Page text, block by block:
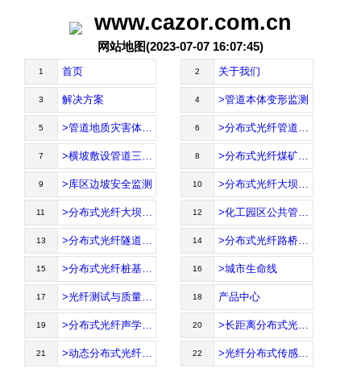
www.cazor.com.cn
网站地图(2023-07-07 16:07:45)
1 首页 2 关于我们
3 解决方案 4 >管道本体变形监测
5 >管道地质灾害体监测 6 >分布式光纤管道泄漏、地灾监测
7 >横坡敷设管道三维变形监测 8 >分布式光纤煤矿安全监测
9 >库区边坡安全监测 10 >分布式光纤大坝渗漏监测
11 >分布式光纤大坝应变沉降监测 12 >化工园区公共管廊沉降监测
13 >分布式光纤隧道变形监测 14 >分布式光纤路桥健康监测
15 >分布式光纤桩基沉降监测 16 >城市生命线
17 >光纤测试与质量控制 18 产品中心
19 >分布式光纤声学传感解调仪DAS 20 >长距离分布式光纤解调仪DITEST
21 >动态分布式光纤解调仪VisionDynamic 22 >光纤分布式传感解调仪ODISI6100